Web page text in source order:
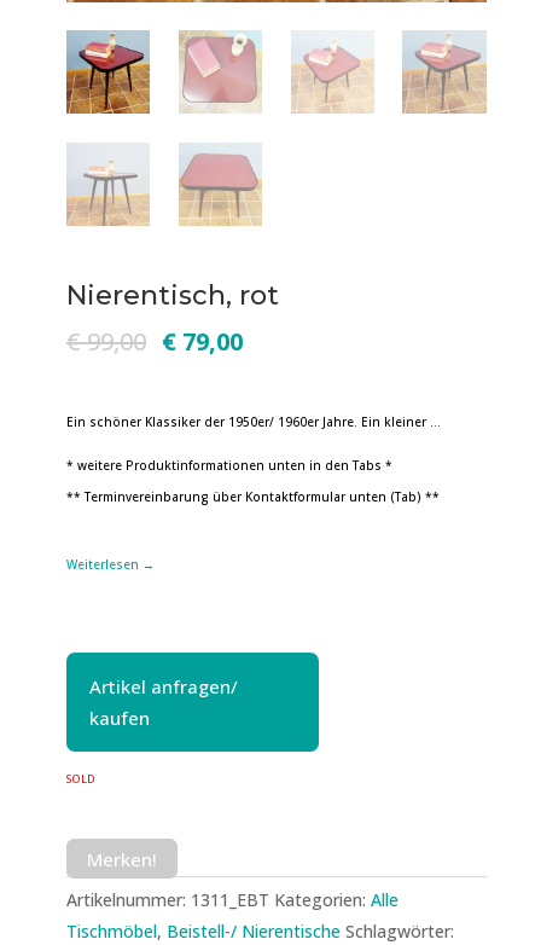
Nierentisch, rot
€99,00 €79,00
Ein schöner Klassiker der 1950er/ 1960er Jahre. Ein kleiner …
* weitere Produktinformationen unten in den Tabs *
** Terminvereinbarung über Kontaktformular unten (Tab) **
Weiterlesen →
Artikel anfragen/
kaufen
SOLD
Merken!
Artikelnummer: 1311_EBT Kategorien: Alle
Tischmöbel, Beistell-/ Nierentische Schlagwörter: